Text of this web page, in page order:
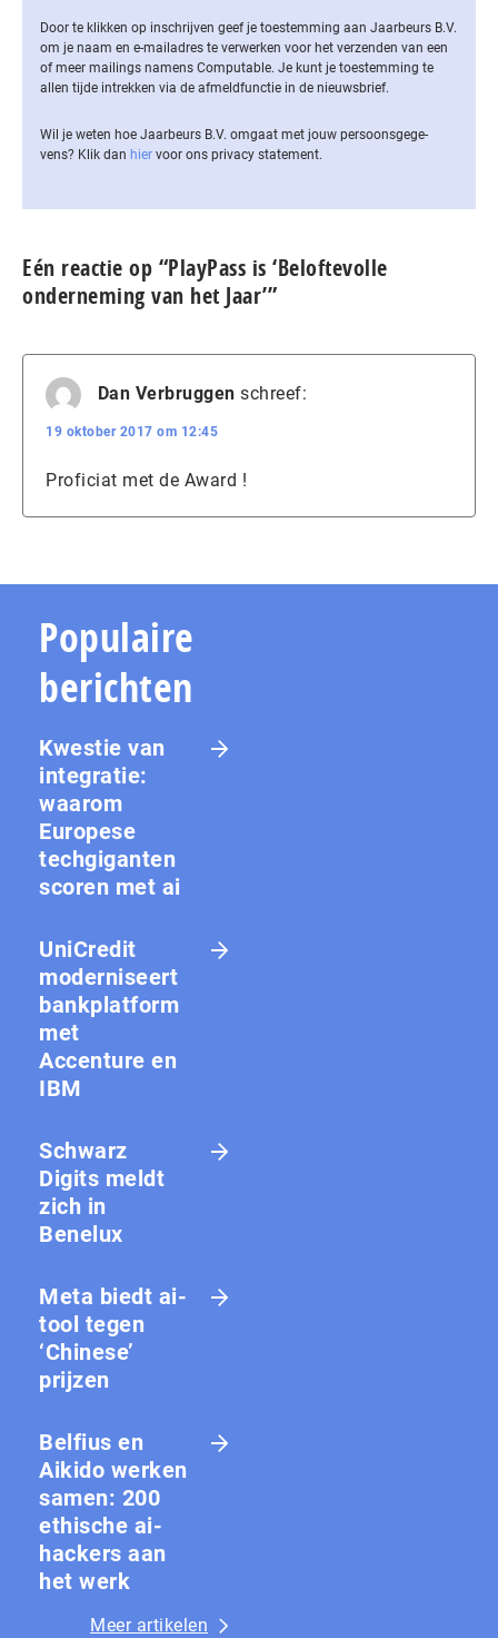
Door te klikken op inschrijven geef je toestemming aan Jaarbeurs B.V.
om je naam en e-mailadres te verwerken voor het verzenden van een
of meer mailings namens Computable. Je kunt je toestemming te
allen tijde intrekken via de af­meld­func­tie in de nieuwsbrief.
Wil je weten hoe Jaarbeurs B.V. omgaat met jouw per­soons­ge­ge­
vens? Klik dan hier voor ons privacy statement.
Eén reactie op “PlayPass is ‘Beloftevolle
onderneming van het Jaar’”
Dan Verbruggen schreef:
19 oktober 2017 om 12:45
Proficiat met de Award !
Populaire
berichten
Kwestie van
integratie:
waarom
Europese
techgiganten
scoren met ai
UniCredit
moderniseert
bankplatform
met
Accenture en
IBM
Schwarz
Digits meldt
zich in
Benelux
Meta biedt ai-
tool tegen
‘Chinese’
prijzen
Belfius en
Aikido werken
samen: 200
ethische ai-
hackers aan
het werk
Meer artikelen